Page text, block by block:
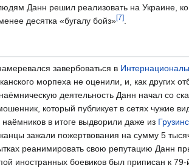
Данн решил реализовать на Украине,
десятка «бугалу бойз»[7].
завербоваться в
морпеха не оценили, и, как других
деятельность Данн начал со
который публикует в сетях чужие
в итоге выдворили даже из
зажали пожертвования на сумму 5
реанимировать свою репутацию Данн
иностранных боевиков был приписан к